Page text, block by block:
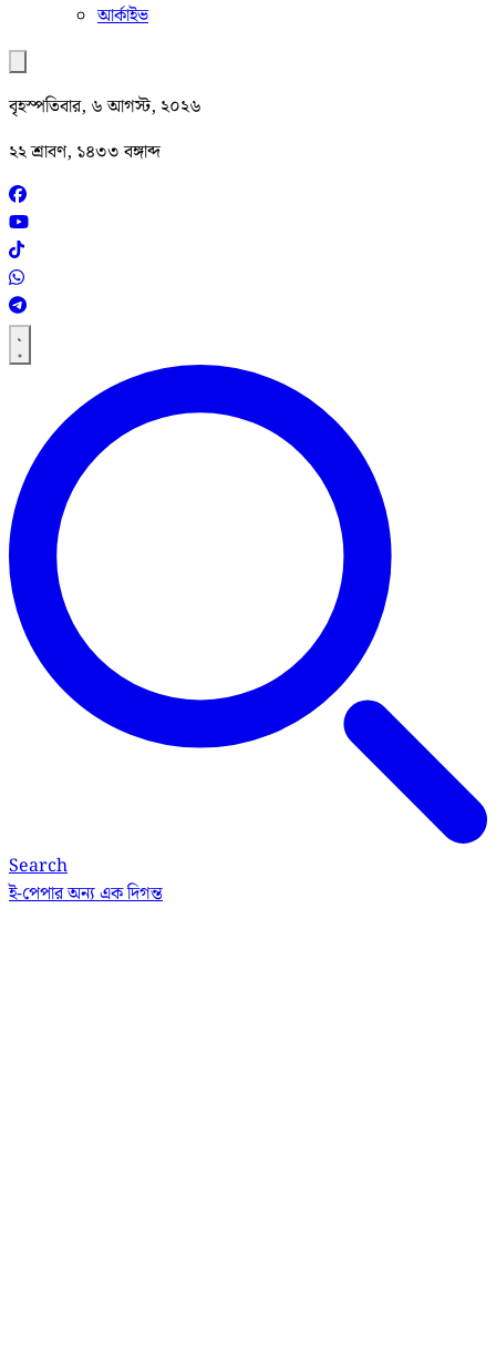
আর্কাইভ
বৃহস্পতিবার, ৬ আগস্ট, ২০২৬
২২ শ্রাবণ, ১৪৩৩ বঙ্গাব্দ
Search
ই-পেপারঅন্য এক দিগন্ত